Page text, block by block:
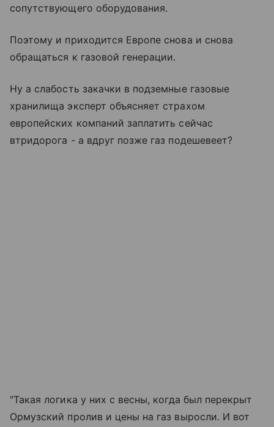
сопутствующего оборудования.
Поэтому и приходится Европе снова и снова
обращаться к газовой генерации.
Ну а слабость закачки в подземные газовые
хранилища эксперт объясняет страхом
европейских компаний заплатить сейчас
втридорога - а вдруг позже газ подешевеет?
"Такая логика у них с весны, когда был перекрыт
Ормузский пролив и цены на газ выросли. И вот